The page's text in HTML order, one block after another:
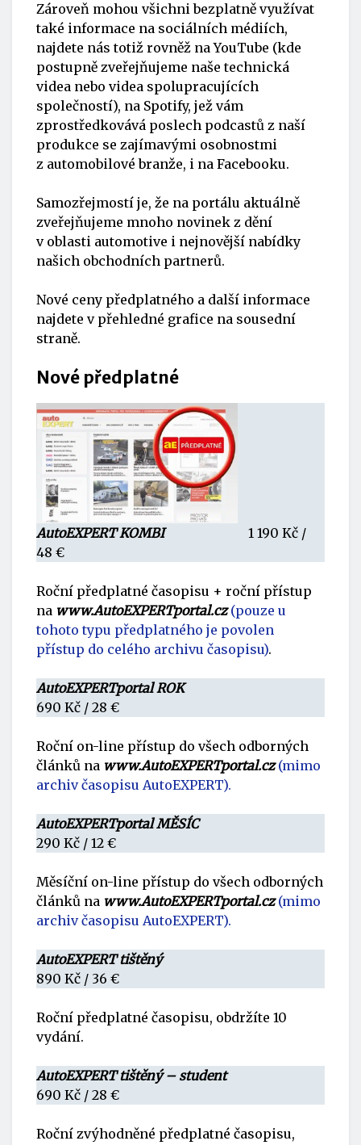
Zároveň mohou všichni bezplatně využívat
také informace na sociálních médiích,
najdete nás totiž rovněž na YouTube (kde
postupně zveřejňujeme naše technická
videa nebo videa spolupracujících
společností), na Spotify, jež vám
zprostředkovává poslech podcastů z naší
produkce se zajímavými osobnostmi
z automobilové branže, i na Facebooku.
Samozřejmostí je, že na portálu aktuálně
zveřejňujeme mnoho novinek z dění
v oblasti automotive i nejnovější nabídky
našich obchodních partnerů.
Nové ceny předplatného a další informace
najdete v přehledné grafice na sousední
straně.
Nové předplatné
AutoEXPERT KOMBI1 190 Kč /
48 €
Roční předplatné časopisu + roční přístup
na www.AutoEXPERTportal.cz (pouze u
tohoto typu předplatného je povolen
přístup do celého archivu časopisu).
AutoEXPERTportal ROK
690 Kč / 28 €
Roční on-line přístup do všech odborných
článků na www.AutoEXPERTportal.cz (mimo
archiv časopisu AutoEXPERT).
AutoEXPERTportal MĚSÍC
290 Kč / 12 €
Měsíční on-line přístup do všech odborných
článků na www.AutoEXPERTportal.cz (mimo
archiv časopisu AutoEXPERT).
AutoEXPERT tištěný
890 Kč / 36 €
Roční předplatné časopisu, obdržíte 10
vydání.
AutoEXPERT tištěný – student
690 Kč / 28 €
Roční zvýhodněné předplatné časopisu,